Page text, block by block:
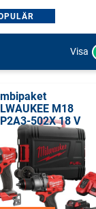
Visa
M18
502X 18 V